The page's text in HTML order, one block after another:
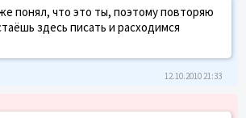
понял, что это ты, поэтому повторяю
здесь писать и расходимся
12.10.2010 21:33